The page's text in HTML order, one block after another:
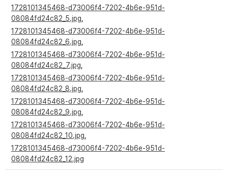
1728101345468-d73006f4-7202-4b6e-951d-
08084fd24c82_5.jpg
1728101345468-d73006f4-7202-4b6e-951d-
08084fd24c82_6.jpg
1728101345468-d73006f4-7202-4b6e-951d-
08084fd24c82_7.jpg
1728101345468-d73006f4-7202-4b6e-951d-
08084fd24c82_8.jpg
1728101345468-d73006f4-7202-4b6e-951d-
08084fd24c82_9.jpg
1728101345468-d73006f4-7202-4b6e-951d-
08084fd24c82_10.jpg
1728101345468-d73006f4-7202-4b6e-951d-
08084fd24c82_12.jpg